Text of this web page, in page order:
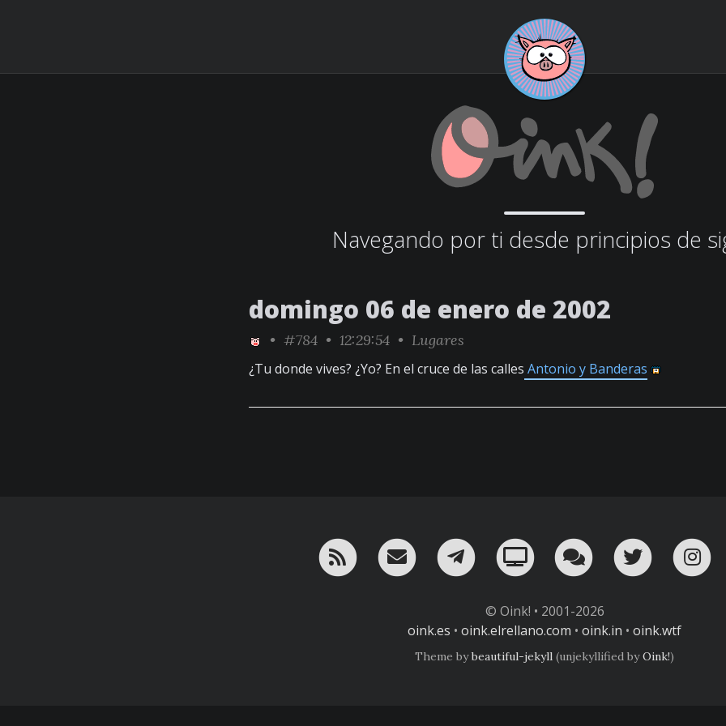
Navegando por ti desde principios de
domingo 06 de enero de 2002
• #784 • 12:29:54 • Lugares
¿Tu donde vives? ¿Yo? En el cruce de las calles Antonio y Banderas
RSS ¡Mándame un email!
¡Nuestro canal en Telegram!
Oink! TV Charla conTwitter
© Oink! • 2001-2026
oink.es • oink.elrellano.com • oink.in • oink.wtf
Theme bybeautiful-jekyll (unjekyllified byOink!)